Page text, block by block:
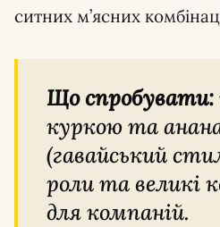
ситних м’ясних
Що спробувати:
куркою та
(гавайський
роли та великі
для компаній.